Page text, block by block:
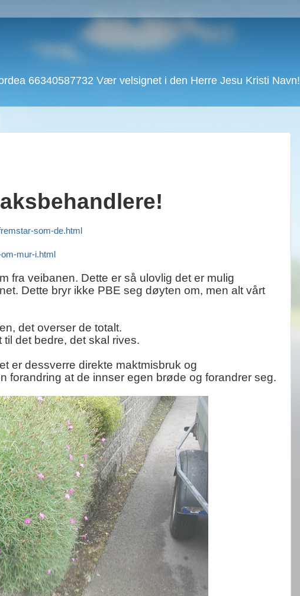
66340587732 Vær velsignet i den Herre Jesu Kristi Navn!
som-de.html
mur-i.html
fra veibanen. Dette er så ulovlig det er mulig
Dette bryr ikke PBE seg døyten om, men alt vårt
det overser de totalt.
det bedre, det skal rives.
er dessverre direkte maktmisbruk og
forandring at de innser egen brøde og forandrer seg.